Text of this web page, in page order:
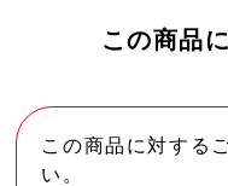
この商品
この商品に対する
い。